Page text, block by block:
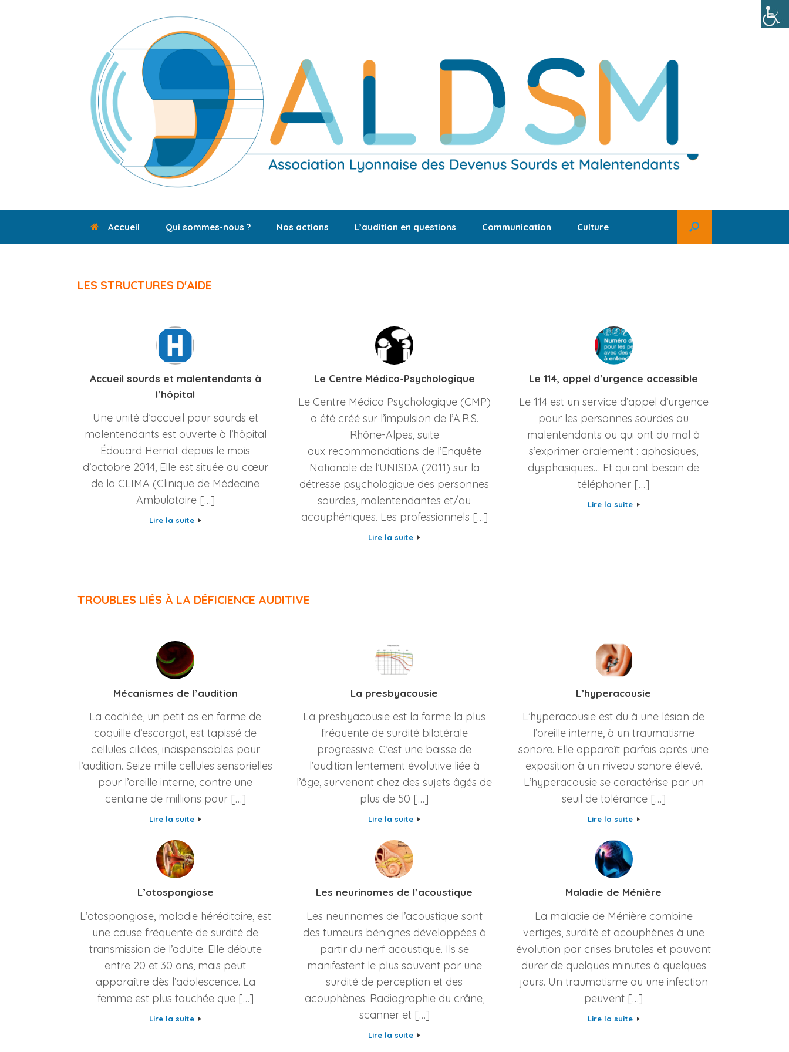
Accueil Qui sommes-nous ? Nos actions L’audition en questions Communication Culture
LES STRUCTURES D'AIDE
Accueil sourds et malentendants à
l’hôpital
Une unité d’accueil pour sourds et
malentendants est ouverte à l’hôpital
Édouard Herriot depuis le mois
d’octobre 2014, Elle est située au cœur
de la CLIMA (Clinique de Médecine
Ambulatoire […]
Lire la suite
Le Centre Médico-Psychologique
Le Centre Médico Psychologique (CMP)
a été créé sur l’impulsion de l’A.R.S.
Rhône-Alpes, suite
aux recommandations de l’Enquête
Nationale de l’UNISDA (2011) sur la
détresse psychologique des personnes
sourdes, malentendantes et/ou
acouphéniques. Les professionnels […]
Lire la suite
Le 114, appel d’urgence accessible
Le 114 est un service d’appel d’urgence
pour les personnes sourdes ou
malentendants ou qui ont du mal à
s’exprimer oralement : aphasiques,
dysphasiques… Et qui ont besoin de
téléphoner […]
Lire la suite
TROUBLES LIÉS À LA DÉFICIENCE AUDITIVE
Mécanismes de l’audition
La cochlée, un petit os en forme de
coquille d’escargot, est tapissé de
cellules ciliées, indispensables pour
l’audition. Seize mille cellules sensorielles
pour l’oreille interne, contre une
centaine de millions pour […]
Lire la suite
La presbyacousie
La presbyacousie est la forme la plus
fréquente de surdité bilatérale
progressive. C’est une baisse de
l’audition lentement évolutive liée à
l’âge, survenant chez des sujets âgés de
plus de 50 […]
Lire la suite
L’hyperacousie
L’hyperacousie est du à une lésion de
l’oreille interne, à un traumatisme
sonore. Elle apparaît parfois après une
exposition à un niveau sonore élevé.
L’hyperacousie se caractérise par un
seuil de tolérance […]
Lire la suite
L’otospongiose
L’otospongiose, maladie héréditaire, est
une cause fréquente de surdité de
transmission de l’adulte. Elle débute
entre 20 et 30 ans, mais peut
apparaître dès l’adolescence. La
femme est plus touchée que […]
Lire la suite
Les neurinomes de l’acoustique
Les neurinomes de l’acoustique sont
des tumeurs bénignes développées à
partir du nerf acoustique. Ils se
manifestent le plus souvent par une
surdité de perception et des
acouphènes. Radiographie du crâne,
scanner et […]
Lire la suite
Maladie de Ménière
La maladie de Ménière combine
vertiges, surdité et acouphènes à une
évolution par crises brutales et pouvant
durer de quelques minutes à quelques
jours. Un traumatisme ou une infection
peuvent […]
Lire la suite